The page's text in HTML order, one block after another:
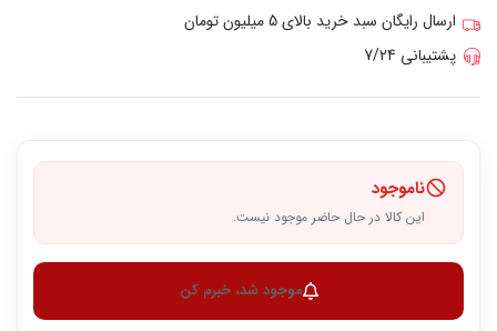
ارسال رایگان سبد خرید بالای 5 میلیون تومان
پشتیبانی 7/24
ناموجود
این کالا در حال حاضر موجود نیست.
موجود شد، خبرم کن